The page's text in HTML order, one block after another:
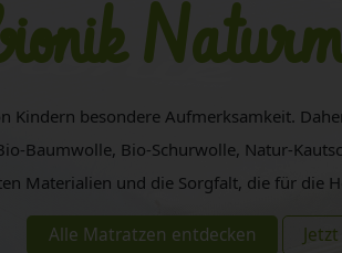
Kindern besondere Aufmerksamkeit.
Baumwolle, Bio-Schurwolle, Natur-
Materialien und die Sorgfalt, die für die
Alle Matratzen entdecken